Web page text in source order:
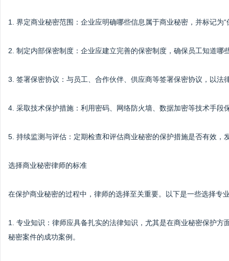
1. 界定商业秘密范围：企业应明确哪些信息属于商业秘密，并标记为
2. 制定内部保密制度：企业应建立完善的保密制度，确保员工知道哪
3. 签署保密协议：与员工、合作伙伴、供应商等签署保密协议，以法
4. 采取技术保护措施：利用密码、网络防火墙、数据加密等技术手段
5. 持续监测与评估：定期检查和评估商业秘密的保护措施是否有效，
选择商业秘密律师的标准
在保护商业秘密的过程中，律师的选择至关重要。以下是一些选择专
1. 专业知识：律师应具备扎实的法律知识，尤其是在商业秘密保护
秘密案件的成功案例。